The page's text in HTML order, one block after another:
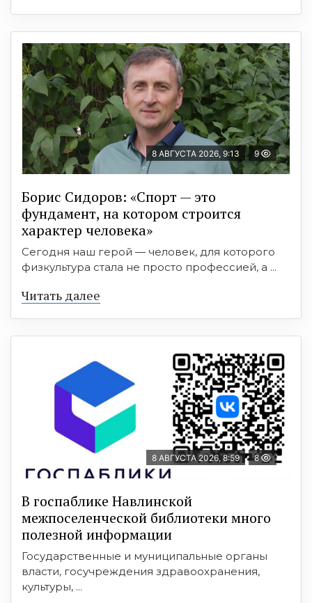
8 АВГУСТА 2026, 9:13 9
Борис Сидоров: «Спорт — это
фундамент, на котором строится
характер человека»
Сегодня наш герой — человек, для которого
физкультура стала не просто профессией, а ...
Читать далее
8 АВГУСТА 2026, 8:59 8
В госпаблике Навлинской
межпоселенческой библиотеки много
полезной информации
Государственные и муниципальные органы
власти, госучреждения здравоохранения,
культуры, ...